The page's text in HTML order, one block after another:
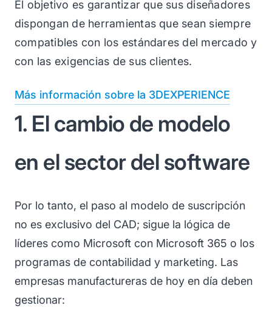
El objetivo es garantizar que sus diseñadores
dispongan de herramientas que sean siempre
compatibles con los estándares del mercado y
con las exigencias de sus clientes.
Más información sobre la 3DEXPERIENCE
1. El cambio de modelo
en el sector del software
Por lo tanto, el paso al modelo de suscripción
no es exclusivo del CAD; sigue la lógica de
líderes como Microsoft con Microsoft 365 o los
programas de contabilidad y marketing. Las
empresas manufactureras de hoy en día deben
gestionar: